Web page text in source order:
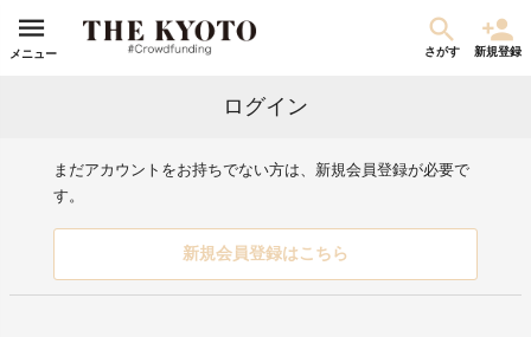
メニュー さがす 新規登録
ログイン
まだアカウントをお持ちでない方は、新規会員登録が必要で
す。
新規会員登録はこちら